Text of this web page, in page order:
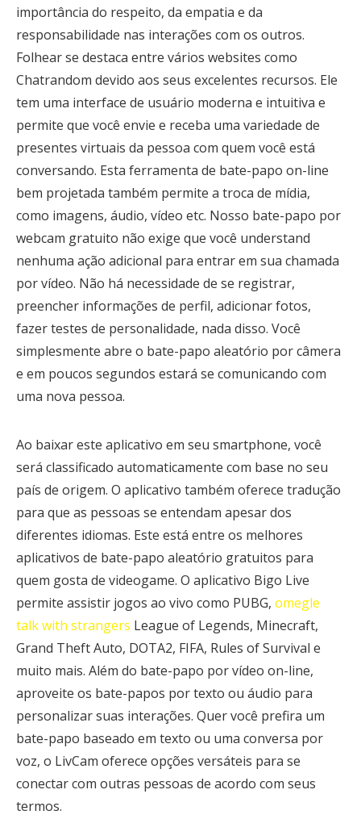
importância do respeito, da empatia e da
responsabilidade nas interações com os outros.
Folhear se destaca entre vários websites como
Chatrandom devido aos seus excelentes recursos. Ele
tem uma interface de usuário moderna e intuitiva e
permite que você envie e receba uma variedade de
presentes virtuais da pessoa com quem você está
conversando. Esta ferramenta de bate-papo on-line
bem projetada também permite a troca de mídia,
como imagens, áudio, vídeo etc. Nosso bate-papo por
webcam gratuito não exige que você understand
nenhuma ação adicional para entrar em sua chamada
por vídeo. Não há necessidade de se registrar,
preencher informações de perfil, adicionar fotos,
fazer testes de personalidade, nada disso. Você
simplesmente abre o bate-papo aleatório por câmera
e em poucos segundos estará se comunicando com
uma nova pessoa.
Ao baixar este aplicativo em seu smartphone, você
será classificado automaticamente com base no seu
país de origem. O aplicativo também oferece tradução
para que as pessoas se entendam apesar dos
diferentes idiomas. Este está entre os melhores
aplicativos de bate-papo aleatório gratuitos para
quem gosta de videogame. O aplicativo Bigo Live
permite assistir jogos ao vivo como PUBG, omegle
talk with strangers League of Legends, Minecraft,
Grand Theft Auto, DOTA2, FIFA, Rules of Survival e
muito mais. Além do bate-papo por vídeo on-line,
aproveite os bate-papos por texto ou áudio para
personalizar suas interações. Quer você prefira um
bate-papo baseado em texto ou uma conversa por
voz, o LivCam oferece opções versáteis para se
conectar com outras pessoas de acordo com seus
termos.